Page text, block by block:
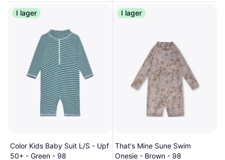
OEKO-TEX® STANDARD 100 Cert.
Nr 2276-364 DTI. UV-standard 801,
UPF 60
I lager
Color Kids Baby Suit L/S - Upf
50+ - Green - 98
I lager
That's Mine Sune Swim
Onesie - Brown - 98